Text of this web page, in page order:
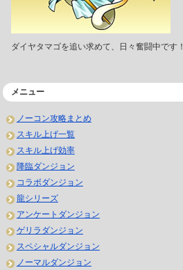
ダイヤタマゴを追い求めて、日々奮闘中です！
メニュー
ノーコン攻略まとめ
スキル上げ一覧
スキル上げ効率
降臨ダンジョン
コラボダンジョン
龍シリーズ
アンケートダンジョン
ゲリラダンジョン
スペシャルダンジョン
ノーマルダンジョン